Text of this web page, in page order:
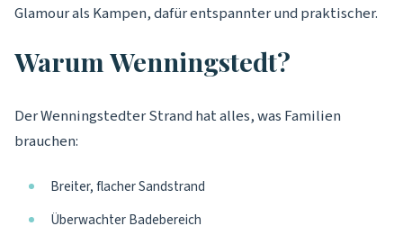
Glamour als Kampen, dafür entspannter und praktischer.
Warum Wenningstedt?
Der Wenningstedter Strand hat alles, was Familien
brauchen:
Breiter, flacher Sandstrand
Überwachter Badebereich